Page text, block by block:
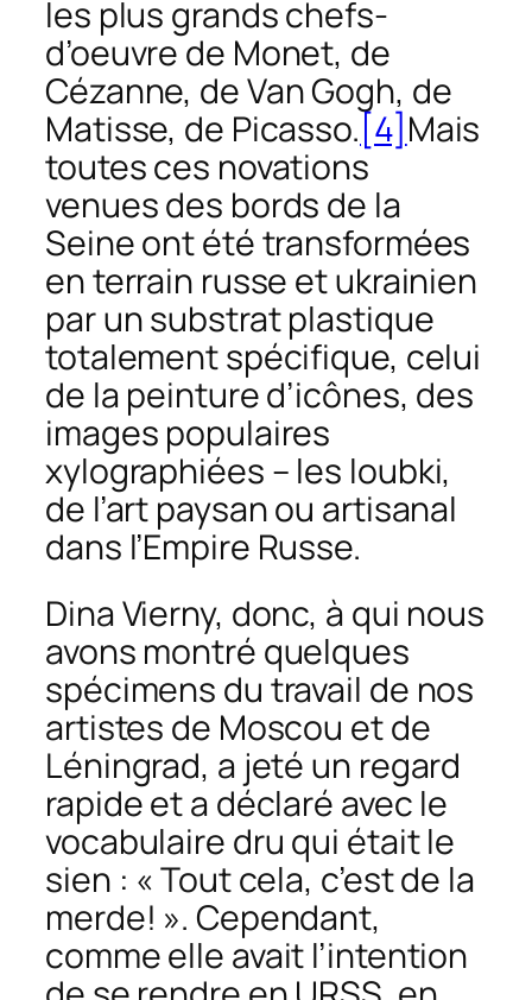
les plus grands chefs-
d’oeuvre de Monet, de
Cézanne, de Van Gogh, de
Matisse, de Picasso. [4] Mais
toutes ces novations
venues des bords de la
Seine ont été transformées
en terrain russe et ukrainien
par un substrat plastique
totalement spécifique, celui
de la peinture d’icônes, des
images populaires
xylographiées – les loubki,
de l’art paysan ou artisanal
dans l’Empire Russe.
Dina Vierny, donc, à qui nous
avons montré quelques
spécimens du travail de nos
artistes de Moscou et de
Léningrad, a jeté un regard
rapide et a déclaré avec le
vocabulaire dru qui était le
sien : « Tout cela, c’est de la
merde! ». Cependant,
comme elle avait l’intention